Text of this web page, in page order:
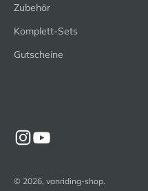
Zubehör
Komplett-Sets
Gutscheine
© 2026, vanriding-shop.